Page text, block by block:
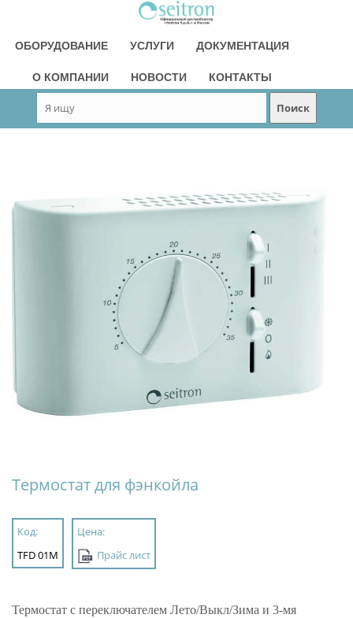
ОБОРУДОВАНИЕ УСЛУГИ ДОКУМЕНТАЦИЯ
О КОМПАНИИ НОВОСТИ КОНТАКТЫ
Термостат для фэнкойла
Код:
TFD 01M
Цена:
Прайс лист
Термостат с переключателем Лето/Выкл/Зима и 3-мя